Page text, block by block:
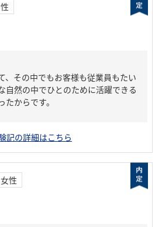
、その中でもお客様も従業員もたい
自然の中でひとのために活躍できる
からです。
記の詳細はこちら
女性